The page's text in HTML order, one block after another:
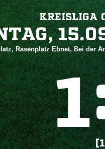
KREISLIGA
Rasenplatz Ebnet, Bei der
